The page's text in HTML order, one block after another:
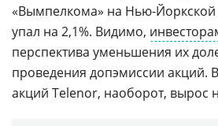
«Вымпелкома» на Нью-Йоркской
упал на 2,1%. Видимо,
перспектива уменьшения их
проведения допэмиссии акций.
акций Telenor, наоборот, вырос